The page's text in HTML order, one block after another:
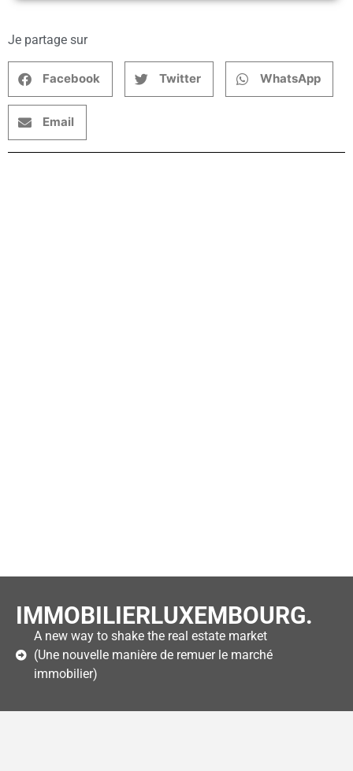
Je partage sur
Facebook Twitter WhatsApp
Email
IMMOBILIERLUXEMBOURG.
A new way to shake the real estate market
(Une nouvelle manière de remuer le marché
immobilier)